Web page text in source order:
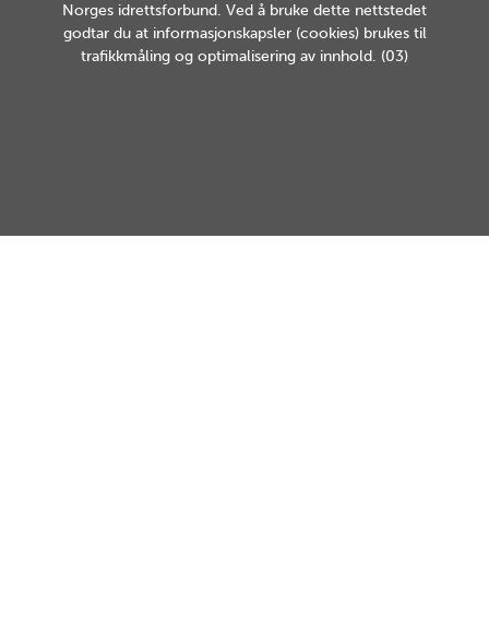
Norges idrettsforbund. Ved å bruke dette nettstedet
godtar du at informasjonskapsler (cookies) brukes til
trafikkmåling og optimalisering av innhold. (03)